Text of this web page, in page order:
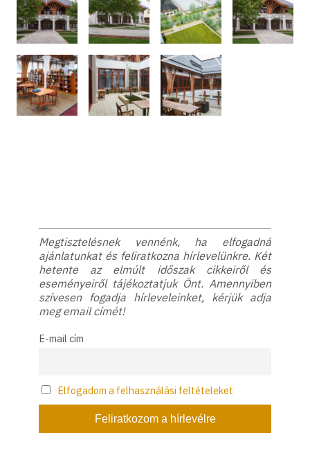
Megtisztelésnek vennénk, ha elfogadná
ajánlatunkat és feliratkozna hírlevelünkre. Két
hetente az elmúlt időszak cikkeiről és
eseményeiről tájékoztatjuk Önt. Amennyiben
szívesen fogadja hírleveleinket, kérjük adja
meg email címét!
E-mail cím
Elfogadom a felhasználási feltételeket